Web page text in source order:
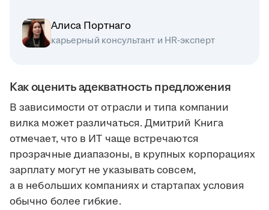
Алиса Портнаго
карьерный консультант и HR-эксперт
Как оценить адекватность предложения
В зависимости от отрасли и типа компании
вилка может различаться. Дмитрий Книга
отмечает, что в ИТ чаще встречаются
прозрачные диапазоны, в крупных корпорациях
зарплату могут не указывать совсем,
а в небольших компаниях и стартапах условия
обычно более гибкие.